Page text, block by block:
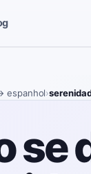
espanhol›
se